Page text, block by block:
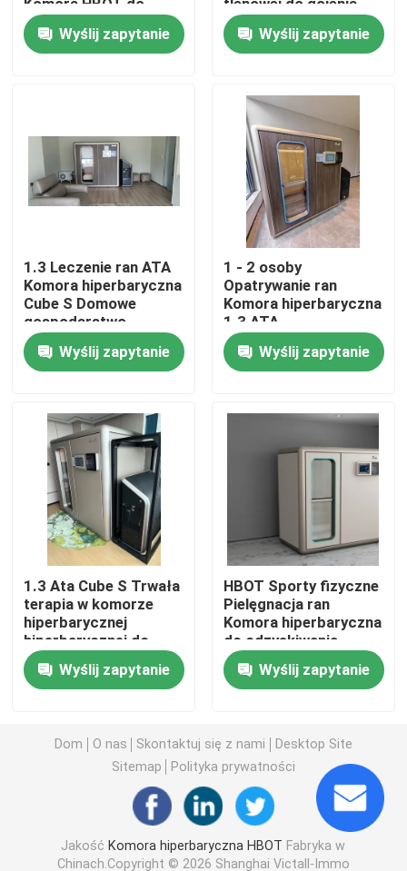
wideo
Wycieczka po fabryce
Poprosić o wycenę
Komora hiperbaryczna HBOT
Komora hiperbaryczna z odwróconym starzeniem
1.3 ATA Hiperbaryczny
Komora hiperbaryczna Hardshell
Siedząca komora hiperbaryczna
Regeneracja w sportach komorowych hiperbarycznych
Komora hiperbaryczna do opatrywania ran
Jednomiejscowa hiperbaryczna komora tlenowa
Wielomiejscowa komora hiperbaryczna
Komora HBOT do
odzyskiwania koloru
drewnaWyślij zapytanie
tlenowej do gojenia
ran
Wyślij zapytanie
1.3 Leczenie ran ATA
Komora hiperbaryczna
Cube S Domowe
gospodarstwo
domowe
Wyślij zapytanie
1 - 2 osoby
Opatrywanie ran
Komora hiperbaryczna
1.3 ATA
Hiperbaryczna terapia
tlenowa Spa
Wyślij zapytanie
1.3 Ata Cube S Trwała
terapia w komorze
hiperbarycznej
hiperbarycznej do
salonu domowego
Wyślij zapytanie
HBOT Sporty fizyczne
Pielęgnacja ran
Komora hiperbaryczna
do odzyskiwania
obrażeń 1.3ata
Wyślij zapytanie
Dom O nas Skontaktuj się z nami
Desktop Site
Sitemap
Polityka prywatności
Jakość Komora hiperbaryczna HBOT Fabryka w
Chinach.Copyright © 2026 Shanghai Victall-Immo